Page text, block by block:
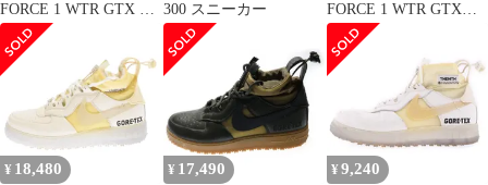
FORCE 1 WTR GTX エ
アフォース1ウィンター
ゴアテックス ハイカッ
トスニーカー ブラック
CQ7211-001
US8.5/26.5cm
300 スニーカー
FORCE 1 WTR GTX
CQ7211-002 エアフォー
ス1 ウィンター ゴアテ
ックススニーカー ホワ
イト US10.5/28.5cm
¥ 18,480 ¥ 17,490 ¥ 9,240